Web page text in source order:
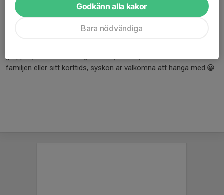
pricksäkerheten.
Hjältegympa passar alla som vill uppleva rörelseglädje och få ut
familjen eller sitt korttids, syskon är välkomna att hänga med.😀
Godkänn alla kakor
Bara nödvändiga